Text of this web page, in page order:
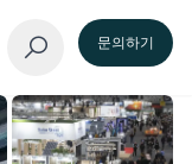
문의하기